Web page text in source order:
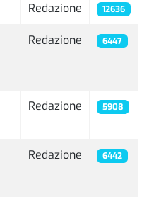
Redazione 12636
Redazione 6447
Redazione 5908
Redazione 6442